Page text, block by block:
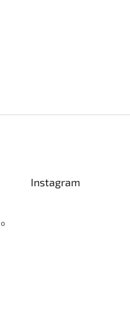
Instagram